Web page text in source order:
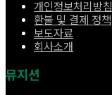
개인정보처리방침
환불 및 결제 정책
보도자료
회사소개
뮤지션